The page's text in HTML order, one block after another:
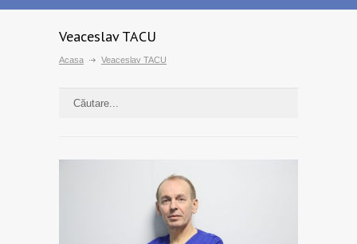
Veaceslav TACU
Acasa Veaceslav TACU